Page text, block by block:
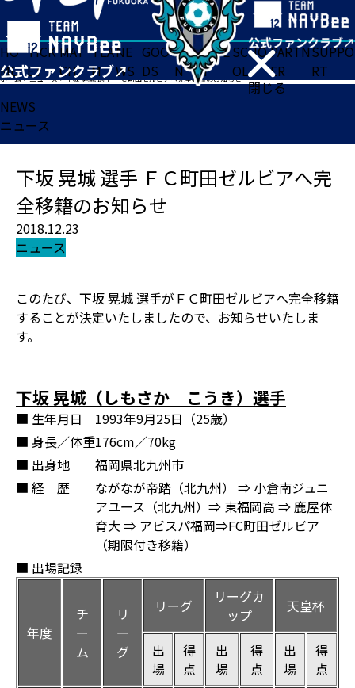
閉じる
HO
ME
TICK
ET
MAT
CH
TEA
M
NE
WS
GOO
DS
FA
N
ACADE
MY
SCHO
OL
PARTN
ER
SUPPO
RT
ホーム>ニュース>下坂 晃城 選手 ＦＣ町田ゼルビアへ完全移籍のお知らせ
NEWS
ニュース
下坂 晃城 選手 ＦＣ町田ゼルビアへ完
全移籍のお知らせ
2018.12.23
ニュース
このたび、下坂 晃城 選手がＦＣ町田ゼルビアへ完全移籍
することが決定いたしましたので、お知らせいたしま
す。
下坂 晃城（しもさか こうき）選手
■ 生年月日
1993年9月25日（25歳）
■ 身長／体重176cm／70kg
■ 出身地
福岡県北九州市
■ 経 歴
ながなが帝踏（北九州） ⇒ 小倉南ジュニ
アユース（北九州）⇒ 東福岡高 ⇒ 鹿屋体
育大 ⇒ アビスパ福岡⇒FC町田ゼルビア
（期限付き移籍）
■ 出場記録
年度
チ
ー
ム
リ
ー
グ
リーグ
リーグカ
ップ
天皇杯
出
場
得
点
出
場
得
点
出
場
得
点